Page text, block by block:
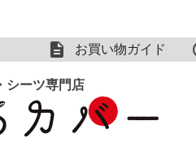
お買い物ガイド